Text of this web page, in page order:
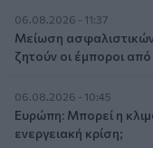
06.08.2026 - 11:37
Μείωση
ζητούν οι έμποροι
06.08.2026 - 10:45
Ευρώπη: Μπορεί η
ενεργειακή κρίση;